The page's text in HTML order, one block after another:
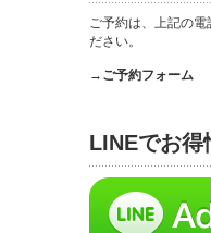
ご予約は、上記の
ださい。
→ご予約フォーム
LINEでお得